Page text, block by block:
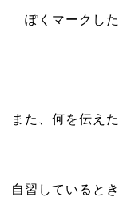
ぽくマークし
また、何を伝え
自習していると